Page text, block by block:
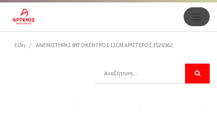
Είδη ΑΝΕΜΙΣΤΗΡΑΣ ΦΥΓΟΚΕΝΤΡΟΣ 12CM ΑΡΙΣΤΕΡΟΣ 3526962